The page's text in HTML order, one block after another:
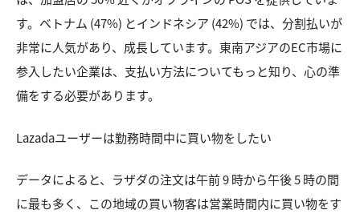
す。ベトナム (47%) とインドネシア (42%) では、分割払いが
非常に人気があり、成長しています。東南アジアのEC市場に
参入したい企業は、支払い方法についてもっと知り、心の準
備をする必要があります。
Lazadaユーザーは勤務時間中に買い物をしたい
データによると、ラザダの注文は午前 9 時から午後 5 時の間
に最も多く、この地域の買い物客は営業時間内に買い物をす